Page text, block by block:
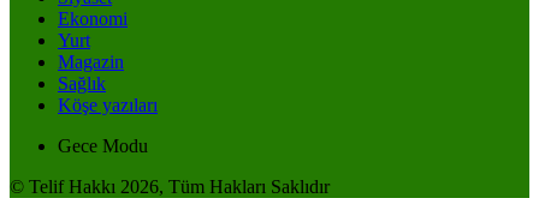
Ekonomi
Yurt
Magazin
Sağlık
Köşe yazıları
Gece Modu
© Telif Hakkı 2026, Tüm Hakları Saklıdır